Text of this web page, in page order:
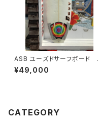
ASB ユーズドサーフボード
ョートボード
¥49,000
CATEGORY